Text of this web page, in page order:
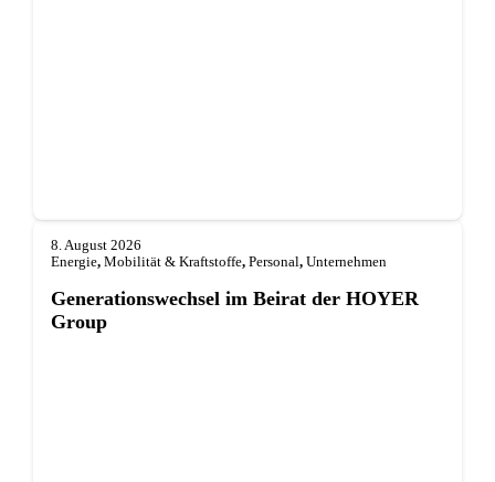
8. August 2026
Energie, Mobilität & Kraftstoffe, Personal, Unternehmen
Generationswechsel im Beirat der HOYER
Group